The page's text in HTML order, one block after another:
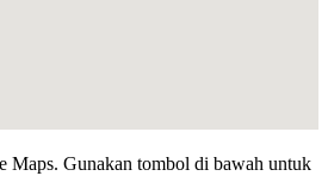
Maps. Gunakan tombol di bawah untuk